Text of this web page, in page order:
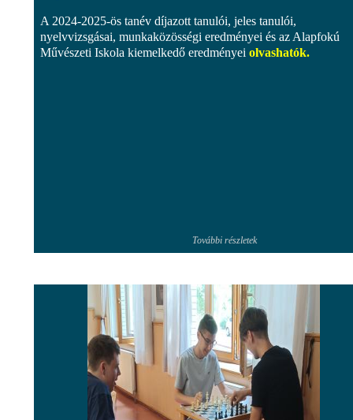
A 2024-2025-ös tanév díjazott tanulói, jeles tanulói,
nyelvvizsgásai, munkaközösségi eredményei és az Alapfokú
Művészeti Iskola kiemelkedő eredményei olvashatók.
További részletek